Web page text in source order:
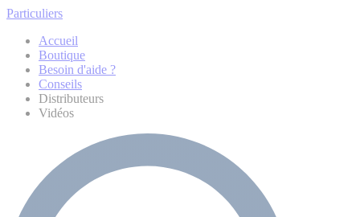
Particuliers
Accueil
Boutique
Besoin d'aide ?
Conseils
Distributeurs
Vidéos